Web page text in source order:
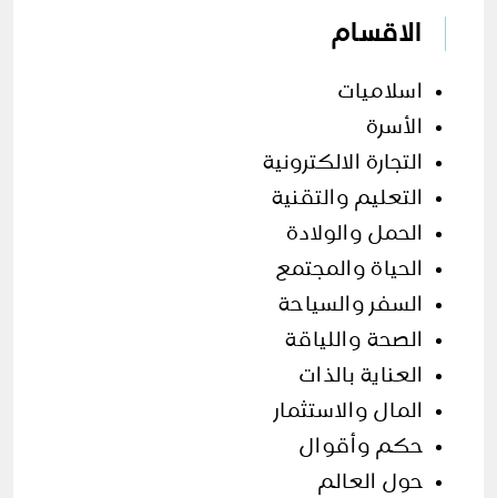
الاقسام
اسلاميات
الأسرة
التجارة الالكترونية
التعليم والتقنية
الحمل والولادة
الحياة والمجتمع
السفر والسياحة
الصحة واللياقة
العناية بالذات
المال والاستثمار
حكم وأقوال
حول العالم